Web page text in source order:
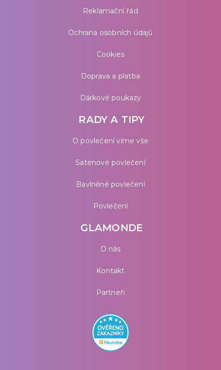
Reklamační řád
Ochrana osobních údajů
Cookies
Doprava a platba
Dárkové poukazy
RADY A TIPY
O povlečení víme vše
Saténové povlečení
Bavlněné povlečení
Povlečení
GLAMONDE
O nás
Kontakt
Partneři